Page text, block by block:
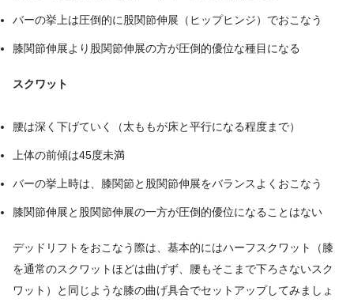
バーの挙上は圧倒的に股関節伸展（ヒップヒンジ）でおこなう
膝関節伸展より股関節伸展の方が圧倒的優位な種目になる
スクワット
腰は深く下げていく（太ももが床と平行になる程度まで）
上体の前傾は45度未満
バーの挙上時は、膝関節と股関節伸展をバランスよくおこなう
膝関節伸展と股関節伸展の一方が圧倒的優位になることはない
デッドリフトをおこなう際は、基本的にはハーフスクワット（膝
を通常のスクワットほどは曲げず、腰もそこまで下ろさないスク
ワット）と同じような膝の曲げ具合でセットアップしてみましょ